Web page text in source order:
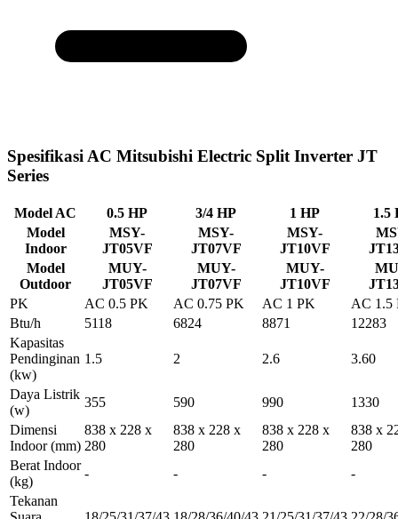
Spesifikasi AC Mitsubishi Electric Split Inverter JT
Series
Model AC 0.5 HP 3/4 HP 1 HP
1.5
Model
Indoor
MSY-
JT05VF
MSY-
JT07VF
MSY-
JT10VF
Model
Outdoor
MUY-
JT05VF
MUY-
JT07VF
MUY-
JT10VF
PK
AC 0.5 PK AC 0.75 PK AC 1 PK
AC 1.5
Btu/h
5118 6824 8871
12283
Kapasitas
Pendinginan
(kw)
1.5 2 2.6 3.60
Daya Listrik
(w)
355 590 990
1330
Dimensi
Indoor(mm)
838 x 228 x
280
838 x 228 x
280
838 x 228 x
280
838 x
280
Berat Indoor
(kg)
- - -
-
Tekanan